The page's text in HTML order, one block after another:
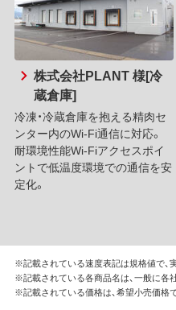
株式会社PLANT 様[冷
蔵倉庫]
冷凍・冷蔵倉庫を抱える精肉セ
ンター内のWi-Fi通信に対応。
耐環境性能Wi-Fiアクセスポイ
ントで低温度環境での通信を安
定化。
※記載されている速度表記は規格値で、
※記載されている各商品名は、一般に各
※記載されている価格は、希望小売価格で